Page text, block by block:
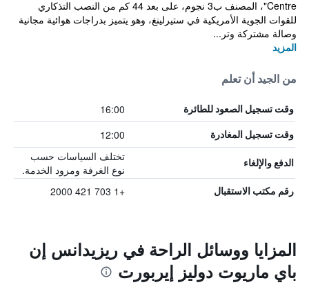
Centre"، المصنف ب3 نجوم، على بعد 44 كم من النصب التذكاري
للقوات الجوية الأمريكية في ستيرلينغ، وهو يتميز بدراجات هوائية مجانية
وصالة مشتركة وتر...
المزيد
من الجيد أن تعلم
وقت تسجيل الصعود للطائرة 16:00
وقت تسجيل المغادرة 12:00
الدفع والإلغاء
تختلف السياسات حسب
نوع الغرفة ومزود الخدمة.
رقم مكتب الاستقبال +1 703 421 2000
المزايا ووسائل الراحة في ريزيدانس إن
باي ماريوت دوليز إيربورت